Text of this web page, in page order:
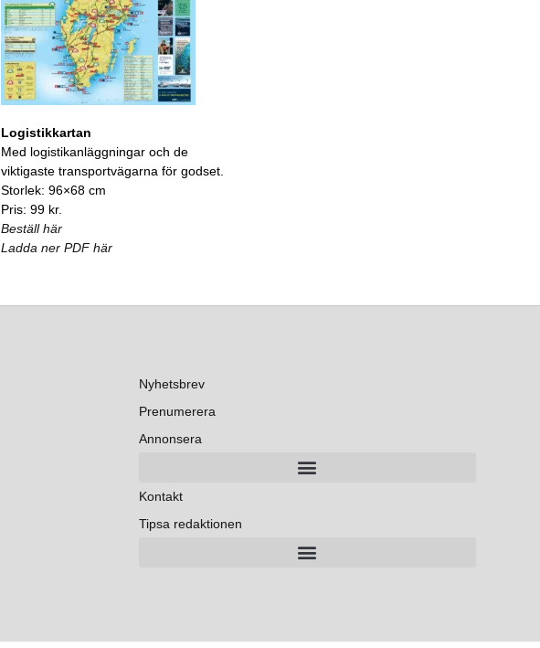
Logistikkartan
Med logistikanläggningar och de
viktigaste transportvägarna för godset.
Storlek: 96×68 cm
Pris: 99 kr.
Beställ här
Ladda ner PDF här
Nyhetsbrev
Prenumerera
Annonsera
Kontakt
Tipsa redaktionen